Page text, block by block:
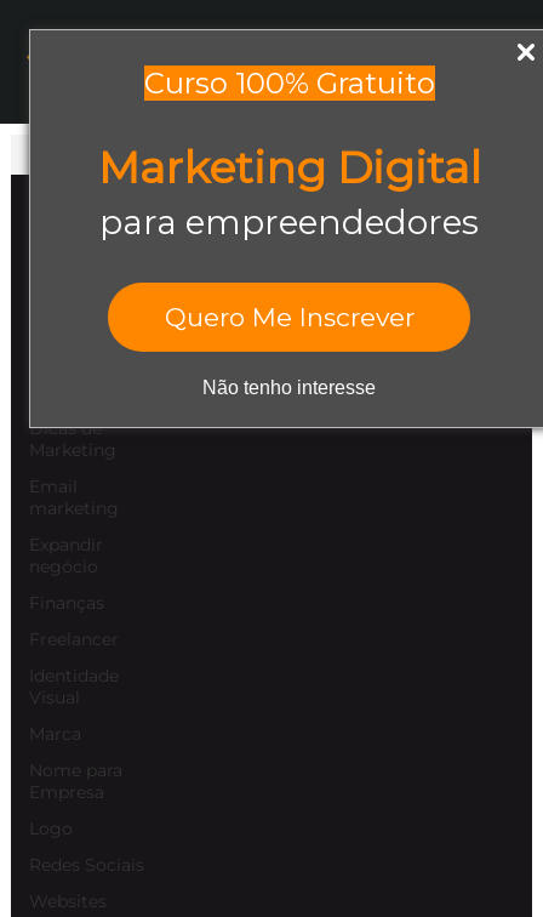
Curso 100% Gratuito
Marketing Digital
para empreendedores
Quero Me Inscrever
Não tenho interesse
Abrir negócio
Design Gráfico
Dicas de
Marketing
Email
marketing
Expandir
negócio
Finanças
Freelancer
Identidade
Visual
Marca
Nome para
Empresa
Logo
Redes Sociais
Websites
Todos os posts